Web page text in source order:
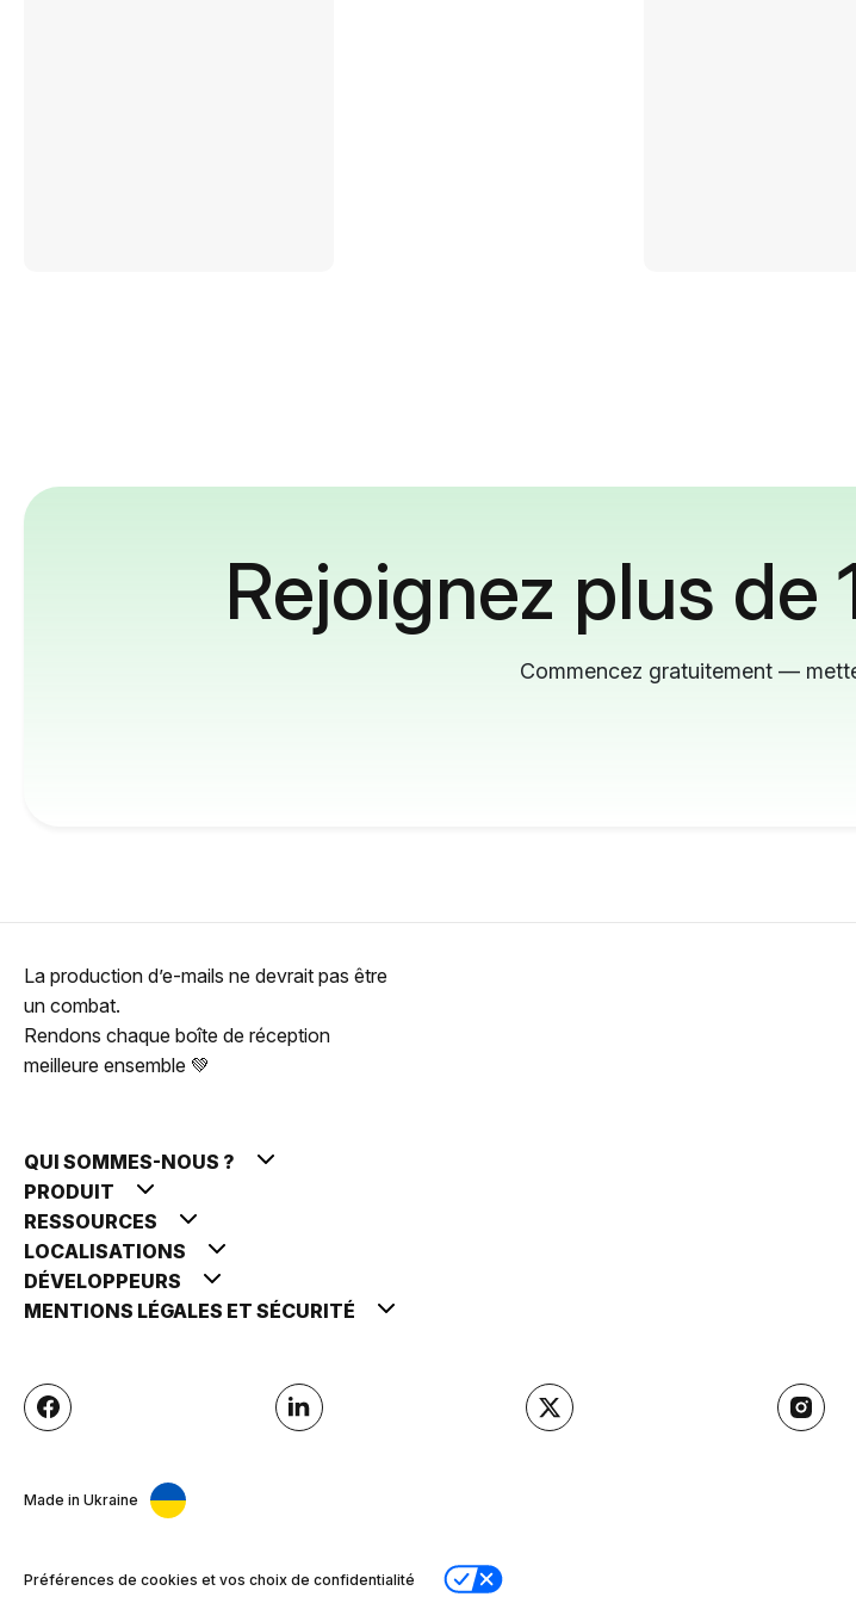
Rejoignez plus de
Commencez gratuitement —
La production d’e-mails ne devrait pas être
un combat.
Rendons chaque boîte de réception
meilleure ensemble 💚
QUI SOMMES-NOUS ?
PRODUIT
RESSOURCES
LOCALISATIONS
DÉVELOPPEURS
MENTIONS LÉGALES ET SÉCURITÉ
Made in Ukraine
Préférences de cookies et vos choix de confidentialité